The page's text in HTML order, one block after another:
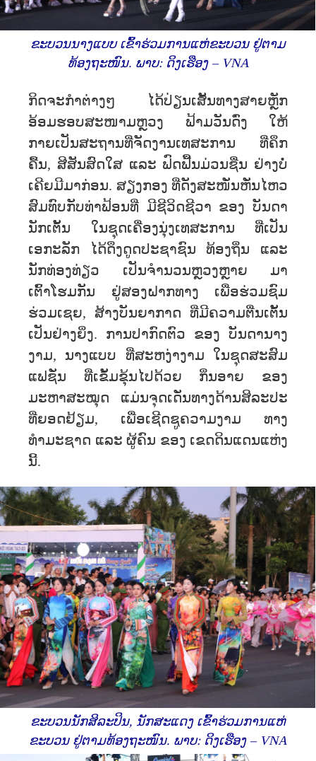
ຂະບວນນາງແບບ ເຂົ້າຮ່ວມການແຫ່ຂະບວນ ຢູ່ຕາມ
ທ້ອງຖະໜົນ. ພາບ: ດິງເຮືອງ – VNA
ກິດຈະກໍາຕ່າງໆ ໄດ້ປ່ຽນເສັ້ນທາງສາຍຫຼັກ
ອ້ອມຮອບສະໜາມຫຼວງ ຟ້າມວັນດົ່ງ ໃຫ້
ກາຍເປັນສະຖານທີ່ຈັດງານເທສະການ ທີ່ຄຶກ
ຄື້ນ, ສີສັນສົດໃສ ແລະ ຟົດຟື້ນມ່ວນຊື່ນ ຢ່າງບໍ່
ເຄີຍມີມາກ່ອນ. ສຽງກອງ ທີ່ດັງສະໜັ່ນຫັ່ນໄຫວ
ສົມທົບກັບທ່າຟ້ອນທີ່ ມີຊີວິດຊີວາ ຂອງ ບັນດາ
ນັກເຕັ້ນ ໃນຊຸດເຄື່ອງນຸ່ງເທສະການ ທີ່ເປັນ
ເອກະລັກ ໄດ້ດຶງດູດປະຊາຊົນ ທ້ອງຖິ່ນ ແລະ
ນັກທ່ອງທ່ຽວ ເປັນຈຳນວນຫຼວງຫຼາຍ ມາ
ເຕົ້າໂຮມກັນ ຢູ່ສອງຝາກທາງ ເພື່ອຮ່ວມຊົມ
ຮ່ວມເຊຍ, ສ້າງບັນຍາກາດ ທີ່ມີຄວາມຕື່ນເຕັ້ນ
ເປັນຢ່າງຍິ່ງ. ການປາກົດຕົວ ຂອງ ບັນດານາງ
ງາມ, ນາງແບບ ທີ່ສະຫງ່າງາມ ໃນຊຸດສະສົມ
ແຟຊັ່ນ ທີ່ເຂັ້ມຂຸ້ນໄປດ້ວຍ ກິ່ນອາຍ ຂອງ
ມະຫາສະໝຸດ ແມ່ນຈຸດເດັ່ນທາງດ້ານສິລະປະ
ທີ່ຍອດຢ້ຽມ, ເພື່ອເຊີດຊູຄວາມງາມ ທາງ
ທຳມະຊາດ ແລະ ຜູ້ຄົນ ຂອງ ເຂດດິນແດນແຫ່ງ
ນີ້.
ຂະບວນນັກສິລະປິນ, ນັກສະແດງ ເຂົ້າຮ່ວມການແຫ່
ຂະບວນ ຢູ່ຕາມທ້ອງຖະໜົນ. ພາບ: ດິງເຮືອງ – VNA